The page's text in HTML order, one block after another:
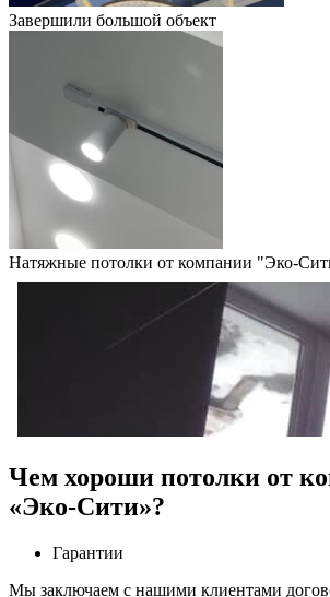
Завершили большой объект
Натяжные потолки от компании "Эко-
Чем хороши потолки от
«Эко-Сити»?
Гарантии
Мы заключаем с нашими клиентами